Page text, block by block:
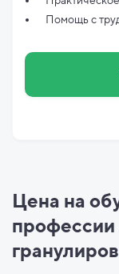
Помощь с
Цена на
профессии